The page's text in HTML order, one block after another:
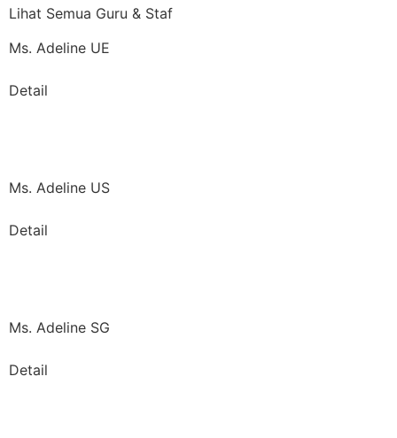
Lihat Semua Guru & Staf
Ms. Adeline UE
Detail
Ms. Adeline US
Detail
Ms. Adeline SG
Detail